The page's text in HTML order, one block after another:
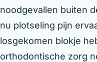
noodgevallen buiten
nu plotseling pijn
losgekomen blokje
orthodontische zorg